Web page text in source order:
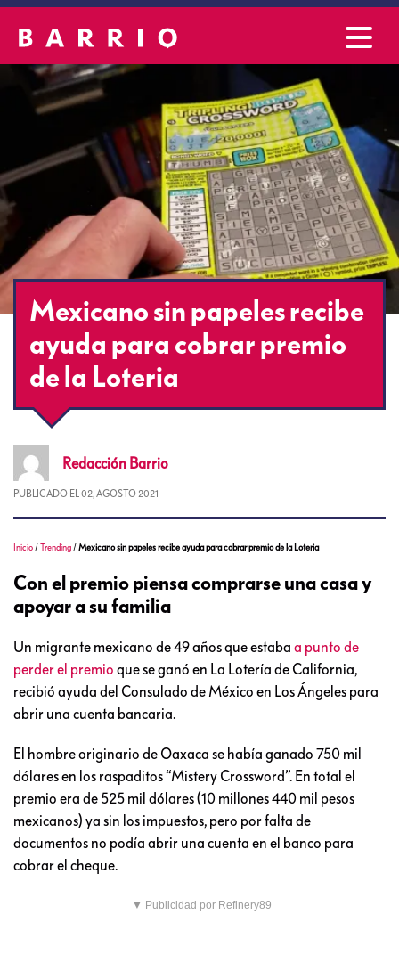
Mexicano sin papeles recibe
ayuda para cobrar premio
de la Loteria
Redacción Barrio
PUBLICADO EL 02, AGOSTO 2021
Inicio /Trending /Mexicano sin papeles recibe ayuda para cobrar premio de la Loteria
Con el premio piensa comprarse una casa y
apoyar a su familia
Un migrante mexicano de 49 años que estaba a punto de
perder el premio que se ganó en La Lotería de California,
recibió ayuda del Consulado de México en Los Ángeles para
abrir una cuenta bancaria.
El hombre originario de Oaxaca se había ganado 750 mil
dólares en los raspaditos “Mistery Crossword”. En total el
premio era de 525 mil dólares (10 millones 440 mil pesos
mexicanos) ya sin los impuestos, pero por falta de
documentos no podía abrir una cuenta en el banco para
cobrar el cheque.
▼ Publicidad por Refinery89